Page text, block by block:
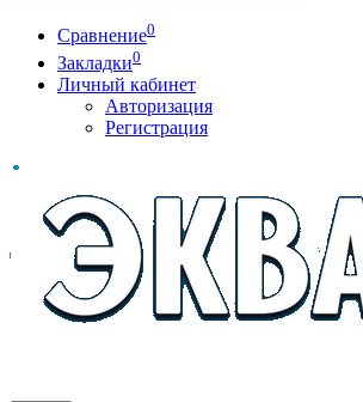
Сравнение0
Закладки0
Личный кабинет
Авторизация
Регистрация